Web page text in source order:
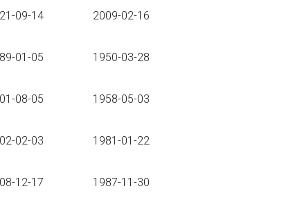
09-14 2009-02-16
01-05 1950-03-28
08-05 1958-05-03
02-03 1981-01-22
12-17 1987-11-30